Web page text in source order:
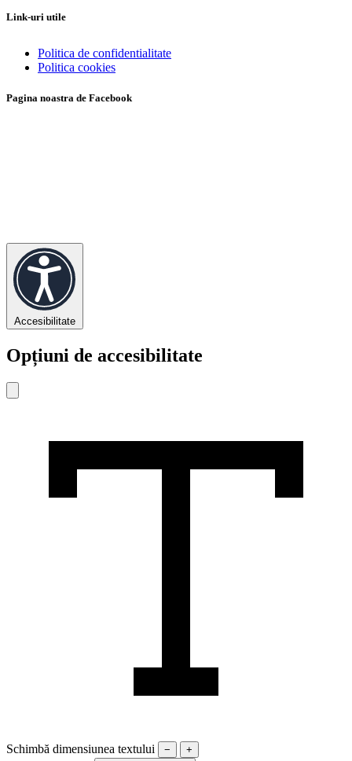
Link-uri utile
Politica de confidentialitate
Politica cookies
Pagina noastra de Facebook
Accesibilitate
Opțiuni de accesibilitate
Schimbă dimensiunea textului − +